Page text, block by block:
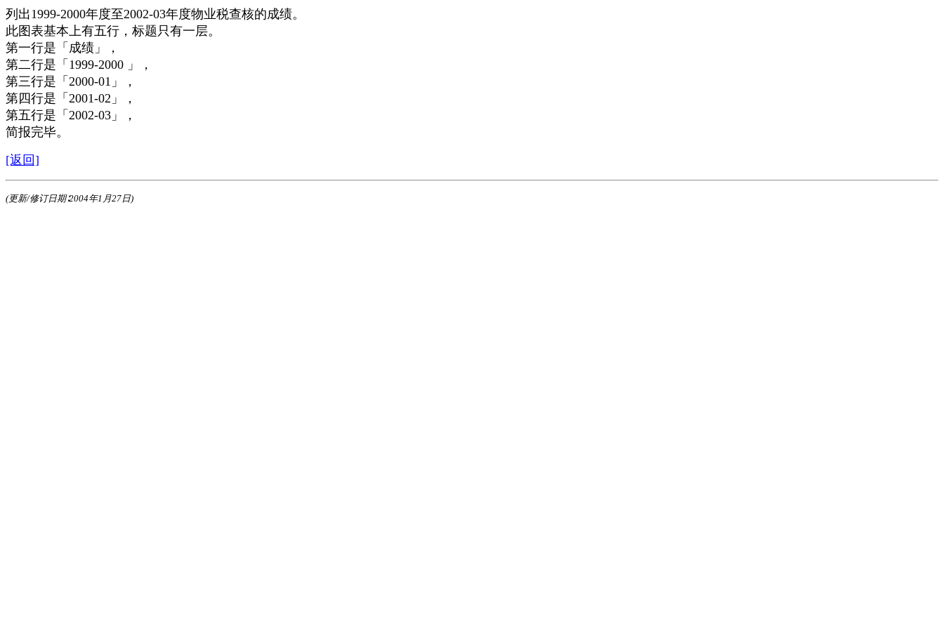
列出1999-2000年度至2002-03年度物业税查核的成绩。
此图表基本上有五行，标题只有一层。
第一行是「成绩」，
第二行是「1999-2000 」，
第三行是「2000-01」，
第四行是「2001-02」，
第五行是「2002-03」，
简报完毕。
[返回]
(更新/修订日期∶2004年1月27日)